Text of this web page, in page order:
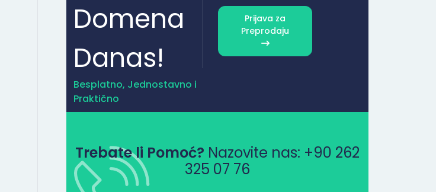
Domena
Danas!
Besplatno, Jednostavno i
Praktično
Prijava za
Preprodaju
Trebate li Pomoć? Nazovite nas: +90 262
325 07 76